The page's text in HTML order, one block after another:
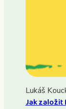
Lukáš
Jak